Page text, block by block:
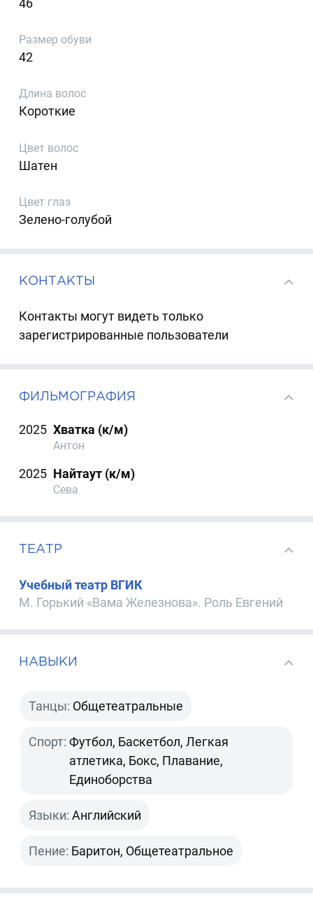
46
Размер обуви
42
Длина волос
Короткие
Цвет волос
Шатен
Цвет глаз
Зелено-голубой
КОНТАКТЫ
Контакты могут видеть только
зарегистрированные пользователи
ФИЛЬМОГРАФИЯ
2025 Хватка (к/м)
Антон
2025 Найтаут (к/м)
Сева
ТЕАТР
Учебный театр ВГИК
М. Горький «Вама Железнова». Роль Евгений
НАВЫКИ
Танцы: Общетеатральные
Спорт: Футбол, Баскетбол, Легкая
атлетика, Бокс, Плавание,
Единоборства
Языки: Английский
Пение: Баритон, Общетеатральное